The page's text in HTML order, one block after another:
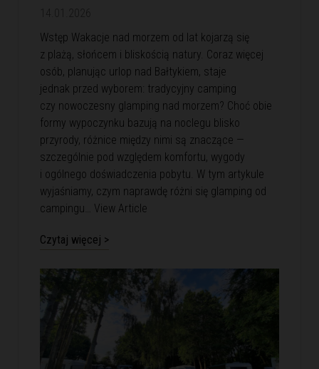
Wstęp Wakacje nad morzem od lat kojarzą się
z plażą, słońcem i bliskością natury. Coraz więcej
osób, planując urlop nad Bałtykiem, staje
jednak przed wyborem: tradycyjny camping
czy nowoczesny glamping nad morzem? Choć obie
formy wypoczynku bazują na noclegu blisko
przyrody, różnice między nimi są znaczące —
szczególnie pod względem komfortu, wygody
i ogólnego doświadczenia pobytu. W tym artykule
wyjaśniamy, czym naprawdę różni się glamping od
campingu… View Article
Czytaj więcej >